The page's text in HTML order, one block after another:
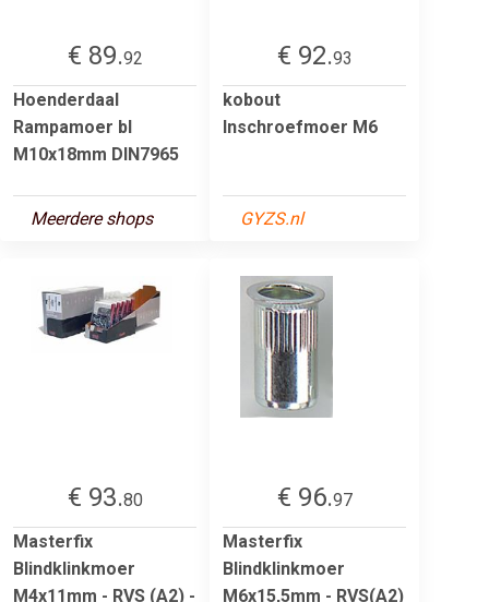
€ 89.92
Hoenderdaal
Rampamoer bl
M10x18mm DIN7965
Meerdere shops
€ 92.93
kobout
Inschroefmoer M6
GYZS.nl
€ 93.80
Masterfix
Blindklinkmoer
M4x11mm - RVS (A2) -
€ 96.97
Masterfix
Blindklinkmoer
M6x15,5mm - RVS(A2)